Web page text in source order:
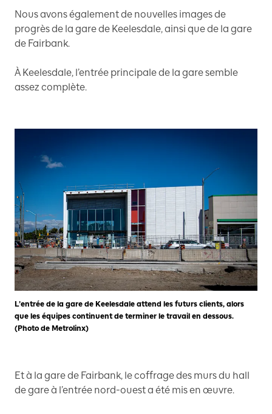
Nous avons également de nouvelles images de
progrès de la gare de Keelesdale, ainsi que de la gare
de Fairbank.
À Keelesdale, l’entrée principale de la gare semble
assez complète.
L’entrée de la gare de Keelesdale attend les futurs clients, alors
que les équipes continuent de terminer le travail en dessous.
(Photo de Metrolinx)
Et à la gare de Fairbank, le coffrage des murs du hall
de gare à l’entrée nord-ouest a été mis en œuvre.